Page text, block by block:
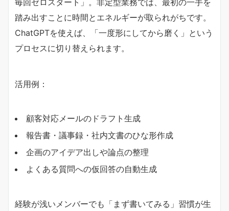
踏み出すことに時間とエネルギーが取られがちです。
ChatGPTを使えば、「一度形にしてから磨く」という
プロセスに切り替えられます。
活用例：
顧客対応メールのドラフト生成
報告書・議事録・社内文書のひな形作成
企画のアイデア出しや論点の整理
よくある質問への仮回答の自動生成
経験が浅いメンバーでも「まず書いてみる」習慣が生